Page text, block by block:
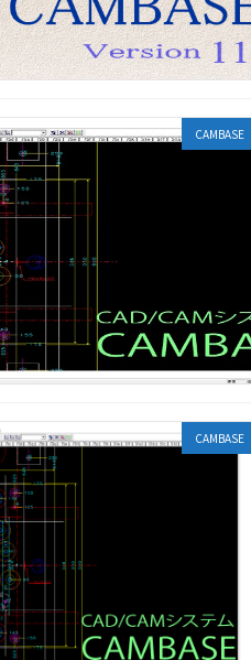
CAMBASE
CAMBASE